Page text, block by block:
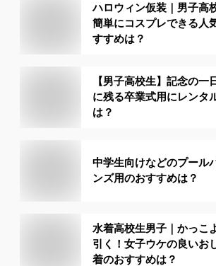
ハロウィン仮装｜男子高
簡単にコスプレできる人
すすめは？
【男子高校生】記念の一
に残る卒業式用にレンタ
は？
中学生向けなどのプール
ンズ用のおすすめは？
水着高校生男子｜かっこ
引く！女子ウケの良いお
着のおすすめは？